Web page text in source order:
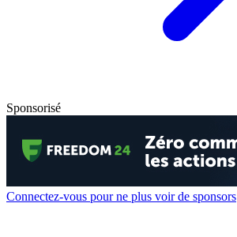
Sponsorisé
Connectez-vous pour ne plus voir de sponsors